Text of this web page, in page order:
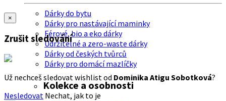
Dárky do bytu
Dárky pro nastávající maminky
Férové, bio a eko dárky
Udržitelné a zero-waste dárky
Dárky od českých tvůrců
Dárky pro domácí mazlíčky
Kolekce a osobnosti
×
Zrušit sledování
Už nechceš sledovat wishlist od Dominika Atigu Sobotková?
Nesledovat Nechat, jak to je